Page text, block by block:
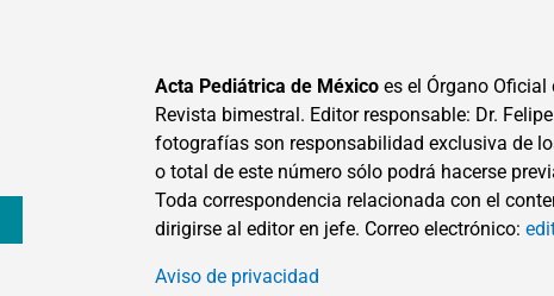
Acta Pediátrica de México es el Órgano Oficial
Revista bimestral. Editor responsable: Dr.
fotografías son responsabilidad exclusiva de
o total de este número sólo podrá hacerse
Toda correspondencia relacionada con el
dirigirse al editor en jefe. Correo electrónico:
Aviso de privacidad